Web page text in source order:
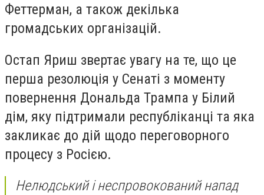
Феттерман, а також декілька
громадських організацій.
Остап Яриш звертає увагу на те, що це
перша резолюція у Сенаті з моменту
повернення Дональда Трампа у Білий
дім, яку підтримали республіканці та яка
закликає до дій щодо переговорного
процесу з Росією.
Нелюдський і неспровокований напад